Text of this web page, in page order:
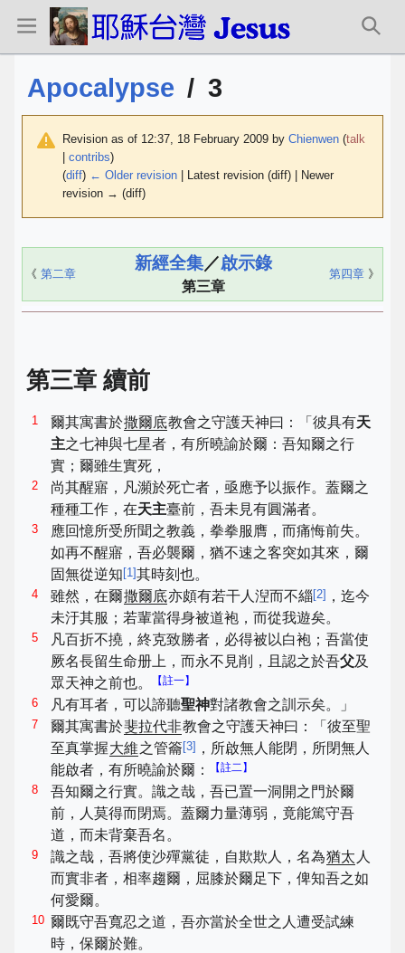
Apocalypse / 3
Revision as of 12:37, 18 February 2009 by Chienwen (talk
contribs)
(diff) ← Older revision | Latest revision (diff) | Newer
revision → (diff)
《 第二章
新經全集／啟示錄
第三章
第四章 》
第三章 續前
1 爾其寓書於撒爾底教會之守護天神曰：「彼具有天
主之七神與七星者，有所曉諭於爾：吾知爾之行
實；爾雖生實死，
2
尚其醒寤，凡瀕於死亡者，亟應予以振作。蓋爾之
種種工作，在天主臺前，吾未見有圓滿者。
3
應回憶所受所聞之教義，拳拳服膺，而痛悔前失。
如再不醒寤，吾必襲爾，猶不速之客突如其來，爾
固無從逆知 [1]其時刻也。
4 雖然，在爾撒爾底亦頗有若干人湼而不緇[2] ，迄今
未汙其服；若輩當得身被道袍，而從我遊矣。
5
凡百折不撓，終克致勝者，必得被以白袍；吾當使
厥名長留生命册上，而永不見削，且認之於吾父及
眾天神之前也。
【註一】
6 凡有耳者，可以諦聽聖神對諸教會之訓示矣。」
7 爾其寓書於斐拉代非教會之守護天神曰：「彼至聖
至真掌握大維之管籥 [3] ，所啟無人能閉，所閉無人
能啟者，有所曉諭於爾：
【註二】
8
吾知爾之行實。識之哉，吾已置一洞開之門於爾
前，人莫得而閉焉。蓋爾力量薄弱，竟能篤守吾
道，而未背棄吾名。
9 識之哉，吾將使沙殫黨徒，自欺欺人，名為猶太 人
而實非者，相率趨爾，屈膝於爾足下，俾知吾之如
何愛爾。
10 爾既守吾寬忍之道，吾亦當於全世之人遭受試練
時，保爾於難。